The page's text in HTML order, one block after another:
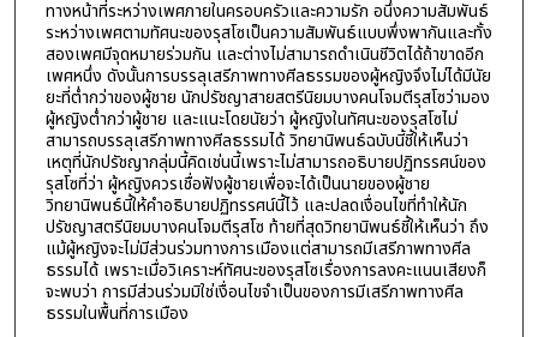
ทางหน้าที่ระหว่างเพศภายในครอบครัวและความรัก อนึ่งความสัมพันธ์
ระหว่างเพศตามทัศนะของรุสโซเป็นความสัมพันธ์แบบพึ่งพากันและทั้ง
สองเพศมีจุดหมายร่วมกัน และต่างไม่สามารถดำเนินชีวิตได้ถ้าขาดอีก
เพศหนึ่ง ดังนั้นการบรรลุเสรีภาพทางศีลธรรมของผู้หญิงจึงไม่ได้มีนัย
ยะที่ต่ำกว่าของผู้ชาย นักปรัชญาสายสตรีนิยมบางคนโจมตีรุสโซว่ามอง
ผู้หญิงต่ำกว่าผู้ชาย และแนะโดยนัยว่า ผู้หญิงในทัศนะของรุสโซไม่
สามารถบรรลุเสรีภาพทางศีลธรรมได้ วิทยานิพนธ์ฉบับนี้ชี้ให้เห็นว่า
เหตุที่นักปรัชญากลุ่มนี้คิดเช่นนี้เพราะไม่สามารถอธิบายปฏิทรรศน์ของ
รุสโซที่ว่า ผู้หญิงควรเชื่อฟังผู้ชายเพื่อจะได้เป็นนายของผู้ชาย
วิทยานิพนธ์นี้ให้คำอธิบายปฏิทรรศน์นี้ไว้ และปลดเงื่อนไขที่ทำให้นัก
ปรัชญาสตรีนิยมบางคนโจมตีรุสโซ ท้ายที่สุดวิทยานิพนธ์ชี้ให้เห็นว่า ถึง
แม้ผู้หญิงจะไม่มีส่วนร่วมทางการเมืองแต่สามารถมีเสรีภาพทางศีล
ธรรมได้ เพราะเมื่อวิเคราะห์ทัศนะของรุสโซเรื่องการลงคะแนนเสียงก็
จะพบว่า การมีส่วนร่วมมิใช่เงื่อนไขจำเป็นของการมีเสรีภาพทางศีล
ธรรมในพื้นที่การเมือง